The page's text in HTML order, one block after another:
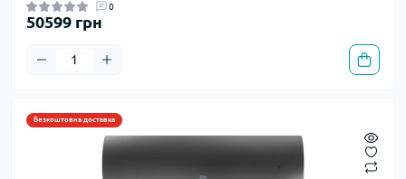
0
50599 грн
Безкоштовна доставка